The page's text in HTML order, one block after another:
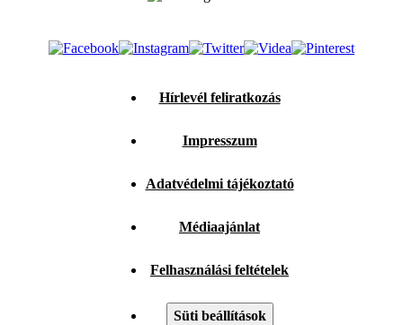
Hírlevél feliratkozás
Impresszum
Adatvédelmi tájékoztató
Médiaajánlat
Felhasználási feltételek
Süti beállítások